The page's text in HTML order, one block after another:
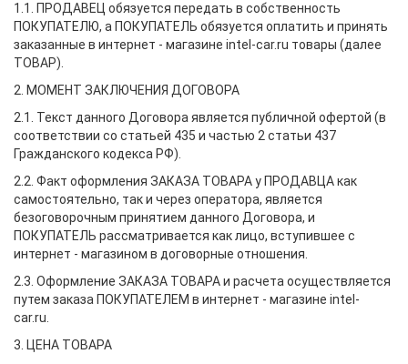
1.1. ПРОДАВЕЦ обязуется передать в собственность
ПОКУПАТЕЛЮ, а ПОКУПАТЕЛЬ обязуется оплатить и принять
заказанные в интернет - магазине intel-car.ru товары (далее
ТОВАР).
2. МОМЕНТ ЗАКЛЮЧЕНИЯ ДОГОВОРА
2.1. Текст данного Договора является публичной офертой (в
соответствии со статьей 435 и частью 2 статьи 437
Гражданского кодекса РФ).
2.2. Факт оформления ЗАКАЗА ТОВАРА у ПРОДАВЦА как
самостоятельно, так и через оператора, является
безоговорочным принятием данного Договора, и
ПОКУПАТЕЛЬ рассматривается как лицо, вступившее с
интернет - магазином в договорные отношения.
2.3. Оформление ЗАКАЗА ТОВАРА и расчета осуществляется
путем заказа ПОКУПАТЕЛЕМ в интернет - магазине intel-
car.ru.
3. ЦЕНА ТОВАРА